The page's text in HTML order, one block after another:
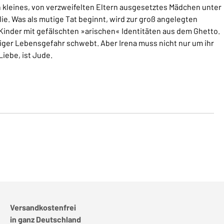
von verzweifelten Eltern ausgesetztes Mädchen unter
Was als mutige Tat beginnt, wird zur groß angelegten
mit gefälschten »arischen« Identitäten aus dem Ghetto.
Lebensgefahr schwebt. Aber Irena muss nicht nur um ihr
ist Jude.
Versandkostenfrei
in ganz Deutschland